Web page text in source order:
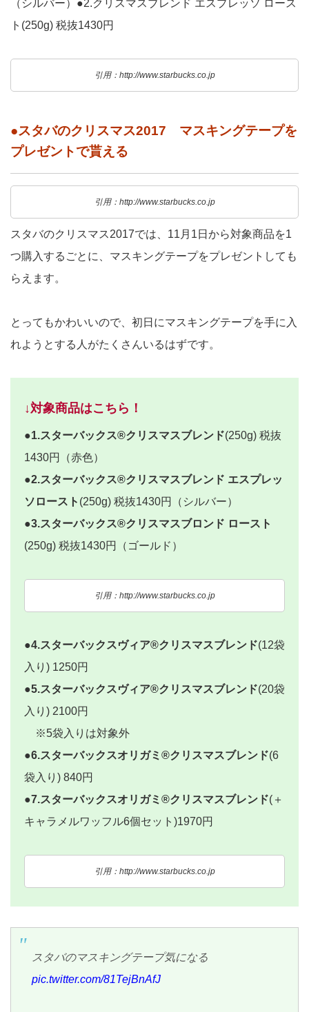
（シルバー）●2.クリスマスブレンド エスプレッソ ロース
ト(250g) 税抜1430円
引用：http://www.starbucks.co.jp
●スタバのクリスマス2017 マスキングテープを
プレゼントで貰える
引用：http://www.starbucks.co.jp
スタバのクリスマス2017では、11月1日から対象商品を1
つ購入するごとに、マスキングテープをプレゼントしても
らえます。
とってもかわいいので、初日にマスキングテープを手に入
れようとする人がたくさんいるはずです。
↓対象商品はこちら！
●1.スターバックス®クリスマスブレンド(250g) 税抜
1430円（赤色）
●2.スターバックス®クリスマスブレンド エスプレッ
ソロースト (250g) 税抜1430円（シルバー）
●3.スターバックス®クリスマスブロンド ロースト
(250g) 税抜1430円（ゴールド）
引用：http://www.starbucks.co.jp
●4.スターバックスヴィア®クリスマスブレンド(12袋
入り) 1250円
●5.スターバックスヴィア®クリスマスブレンド(20袋
入り) 2100円
※5袋入りは対象外
●6.スターバックスオリガミ®クリスマスブレンド(6
袋入り) 840円
●7.スターバックスオリガミ®クリスマスブレンド(＋
キャラメルワッフル6個セット)1970円
引用：http://www.starbucks.co.jp
スタバのマスキングテープ気になる
pic.twitter.com/81TejBnAfJ